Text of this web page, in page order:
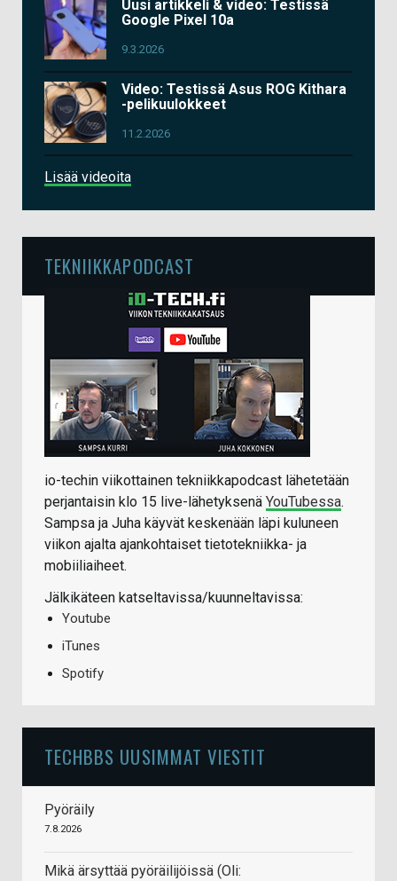
Uusi artikkeli & video: Testissä
Google Pixel 10a
9.3.2026
Video: Testissä Asus ROG Kithara
-pelikuulokkeet
11.2.2026
Lisää videoita
TEKNIIKKAPODCAST
io-techin viikottainen tekniikkapodcast lähetetään
perjantaisin klo 15 live-lähetyksenä YouTubessa.
Sampsa ja Juha käyvät keskenään läpi kuluneen
viikon ajalta ajankohtaiset tietotekniikka- ja
mobiiliaiheet.
Jälkikäteen katseltavissa/kuunneltavissa:
Youtube
iTunes
Spotify
TECHBBS UUSIMMAT VIESTIT
Pyöräily
7.8.2026
Mikä ärsyttää pyöräilijöissä (Oli: